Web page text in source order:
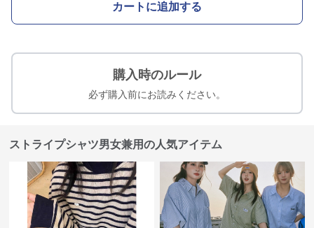
カートに追加する
購入時のルール
必ず購入前にお読みください。
ストライプシャツ男女兼用の人気アイテム